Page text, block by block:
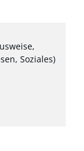
Soziales)